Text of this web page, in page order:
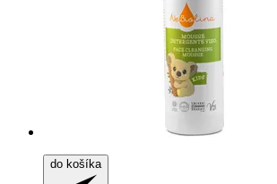
do košíka